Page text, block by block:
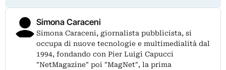
Simona Caraceni
Simona Caraceni, giornalista pubblicista, si
occupa di nuove tecnologie e multimedialità dal
1994, fondando con Pier Luigi Capucci
"NetMagazine" poi "MagNet", la prima